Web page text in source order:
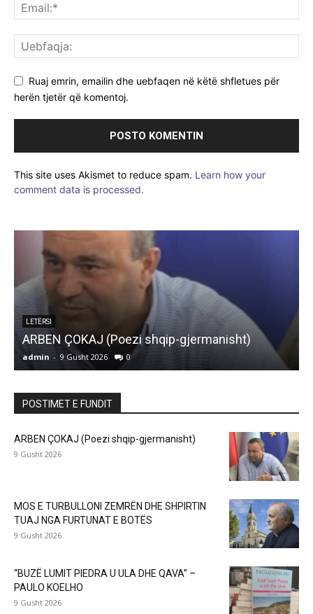
Ruaj emrin, emailin dhe uebfaqen në këtë shfletues për
herën tjetër që komentoj.
This site uses Akismet to reduce spam. Learn how your
comment data is processed.
MOS E TURBULLONI ZEMRËN DHE SHPIRTIN
TUAJ NGA FURTUNAT E BOTËS
admin - 9 Gusht 2026 0
POSTIMET E FUNDIT
ARBEN ÇOKAJ (Poezi shqip-gjermanisht)
9 Gusht 2026
MOS E TURBULLONI ZEMRËN DHE SHPIRTIN
TUAJ NGA FURTUNAT E BOTËS
9 Gusht 2026
“BUZË LUMIT PIEDRA U ULA DHE QAVA” –
PAULO KOELHO
9 Gusht 2026